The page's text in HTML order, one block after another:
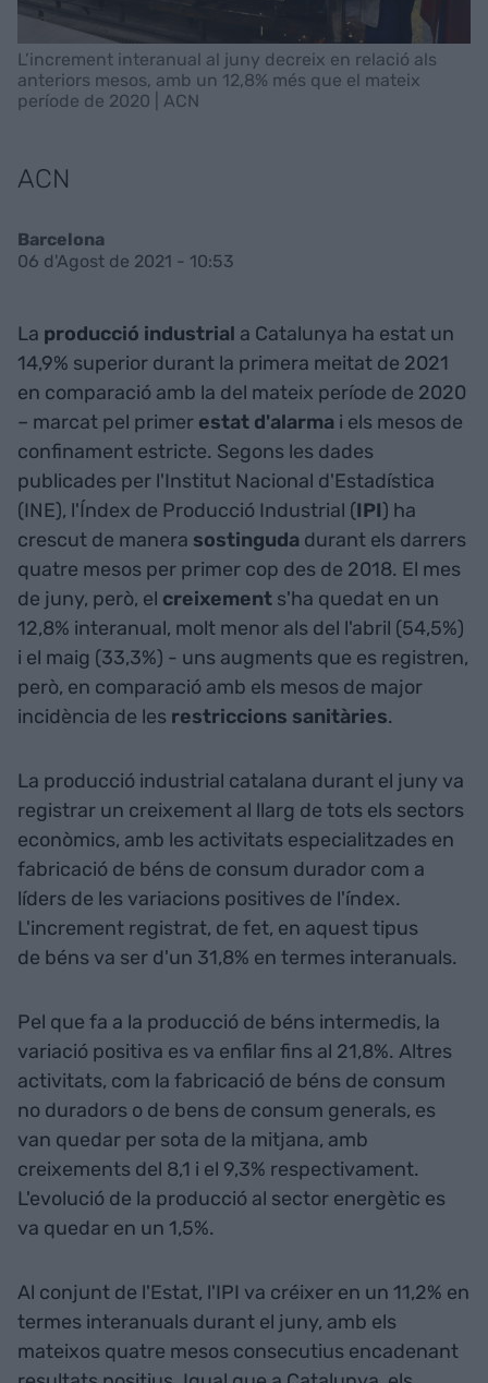
L’increment interanual al juny decreix en relació als
anteriors mesos, amb un 12,8% més que el mateix
període de 2020 | ACN
ACN
Barcelona
06 d'Agost de 2021 - 10:53
La producció industrial a Catalunya ha estat un
14,9% superior durant la primera meitat de 2021
en comparació amb la del mateix període de 2020
– marcat pel primer estat d'alarma i els mesos de
confinament estricte. Segons les dades
publicades per l'Institut Nacional d'Estadística
(INE), l'Índex de Producció Industrial (IPI) ha
crescut de manera sostinguda durant els darrers
quatre mesos per primer cop des de 2018. El mes
de juny, però, el creixement s'ha quedat en un
12,8% interanual, molt menor als del l'abril (54,5%)
i el maig (33,3%) - uns augments que es registren,
però, en comparació amb els mesos de major
incidència de les restriccions sanitàries.
La producció industrial catalana durant el juny va
registrar un creixement al llarg de tots els sectors
econòmics, amb les activitats especialitzades en
fabricació de béns de consum durador com a
líders de les variacions positives de l'índex.
L'increment registrat, de fet, en aquest tipus
de béns va ser d'un 31,8% en termes interanuals.
Pel que fa a la producció de béns intermedis, la
variació positiva es va enfilar fins al 21,8%. Altres
activitats, com la fabricació de béns de consum
no duradors o de bens de consum generals, es
van quedar per sota de la mitjana, amb
creixements del 8,1 i el 9,3% respectivament.
L'evolució de la producció al sector energètic es
va quedar en un 1,5%.
Al conjunt de l'Estat, l'IPI va créixer en un 11,2% en
termes interanuals durant el juny, amb els
mateixos quatre mesos consecutius encadenant